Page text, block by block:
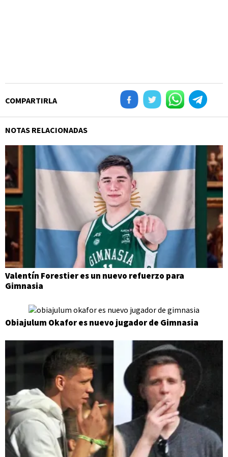
COMPARTIRLA
NOTAS RELACIONADAS
Valentín Forestier es un nuevo refuerzo para
Gimnasia
Obiajulum Okafor es nuevo jugador de Gimnasia